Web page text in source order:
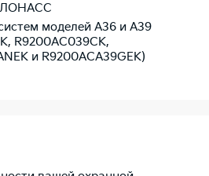
моделей A36 и A39
R9200AC039CK,
и R9200ACA39GEK)